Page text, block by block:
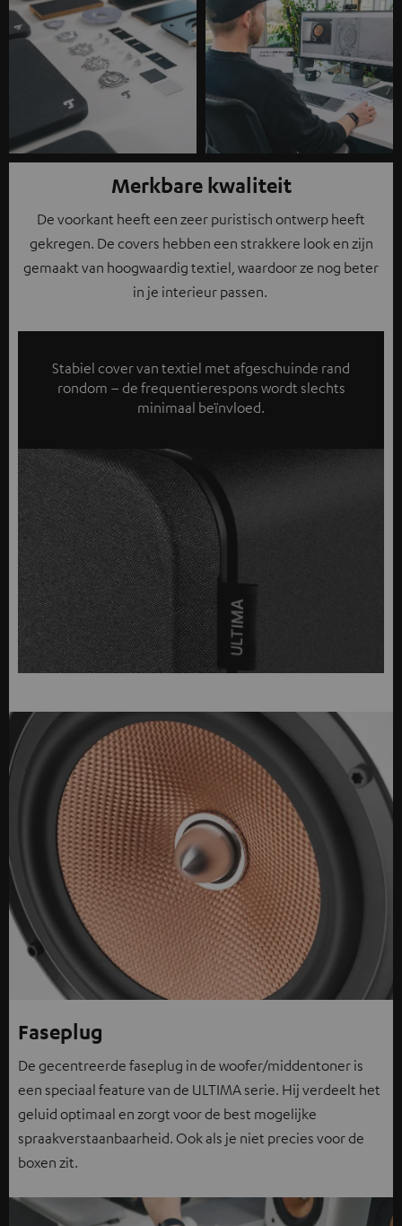
Merkbare kwaliteit
De voorkant heeft een zeer puristisch ontwerp heeft
gekregen. De covers hebben een strakkere look en zijn
gemaakt van hoogwaardig textiel, waardoor ze nog beter
in je interieur passen.
Stabiel cover van textiel met afgeschuinde rand
rondom – de frequentierespons wordt slechts
minimaal beïnvloed.
Faseplug
De gecentreerde faseplug in de woofer/middentoner is
een speciaal feature van de ULTIMA serie. Hij verdeelt het
geluid optimaal en zorgt voor de best mogelijke
spraakverstaanbaarheid. Ook als je niet precies voor de
boxen zit.